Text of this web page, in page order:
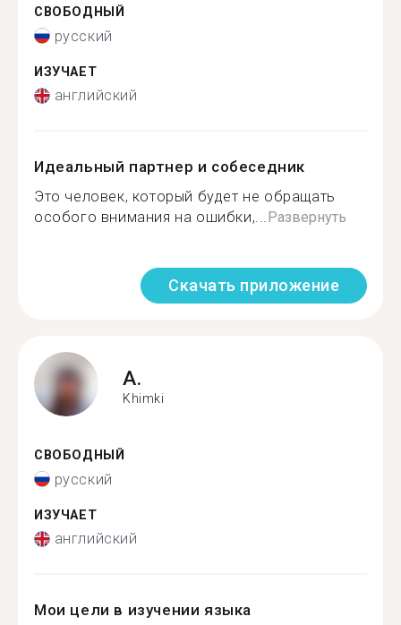
СВОБОДНЫЙ
русский
ИЗУЧАЕТ
английский
Идеальный партнер и собеседник
Это человек, который будет не обращать
особого внимания на ошибки,...Развернуть
Скачать приложение
A.
Khimki
СВОБОДНЫЙ
русский
ИЗУЧАЕТ
английский
Мои цели в изучении языка